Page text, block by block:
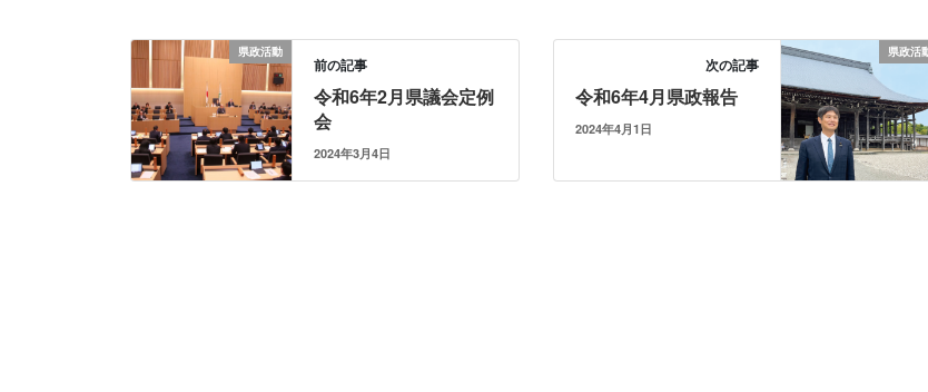
県政活動
前の記事
令和6年2月県議会定例
会
2024年3月4日
県政活
次の記事
令和6年4月県政報告
2024年4月1日